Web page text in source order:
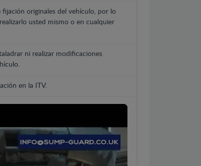
fijación originales del vehículo, por lo
usted mismo o en cualquier
ni realizar modificaciones
en la ITV.